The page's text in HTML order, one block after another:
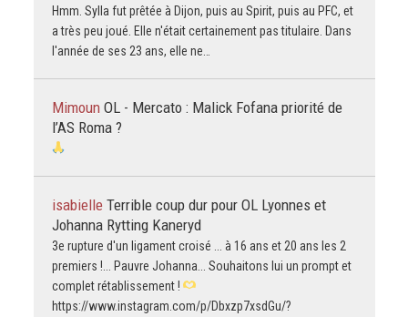
Hmm. Sylla fut prêtée à Dijon, puis au Spirit, puis au PFC, et
a très peu joué. Elle n'était certainement pas titulaire. Dans
l'année de ses 23 ans, elle ne…
Mimoun OL - Mercato : Malick Fofana priorité de
l’AS Roma ?
isabielle Terrible coup dur pour OL Lyonnes et
Johanna Rytting Kaneryd
3e rupture d'un ligament croisé ... à 16 ans et 20 ans les 2
premiers !... Pauvre Johanna... Souhaitons lui un prompt et
complet rétablissement !
https://www.instagram.com/p/Dbxzp7xsdGu/?